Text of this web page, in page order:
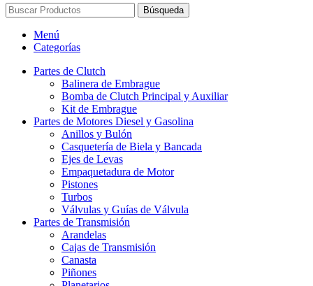
Búsqueda
Menú
Categorías
Partes de Clutch
Balinera de Embrague
Bomba de Clutch Principal y Auxiliar
Kit de Embrague
Partes de Motores Diesel y Gasolina
Anillos y Bulón
Casquetería de Biela y Bancada
Ejes de Levas
Empaquetadura de Motor
Pistones
Turbos
Válvulas y Guías de Válvula
Partes de Transmisión
Arandelas
Cajas de Transmisión
Canasta
Piñones